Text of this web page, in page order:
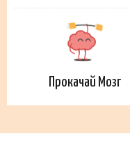
Прокачай Мозг